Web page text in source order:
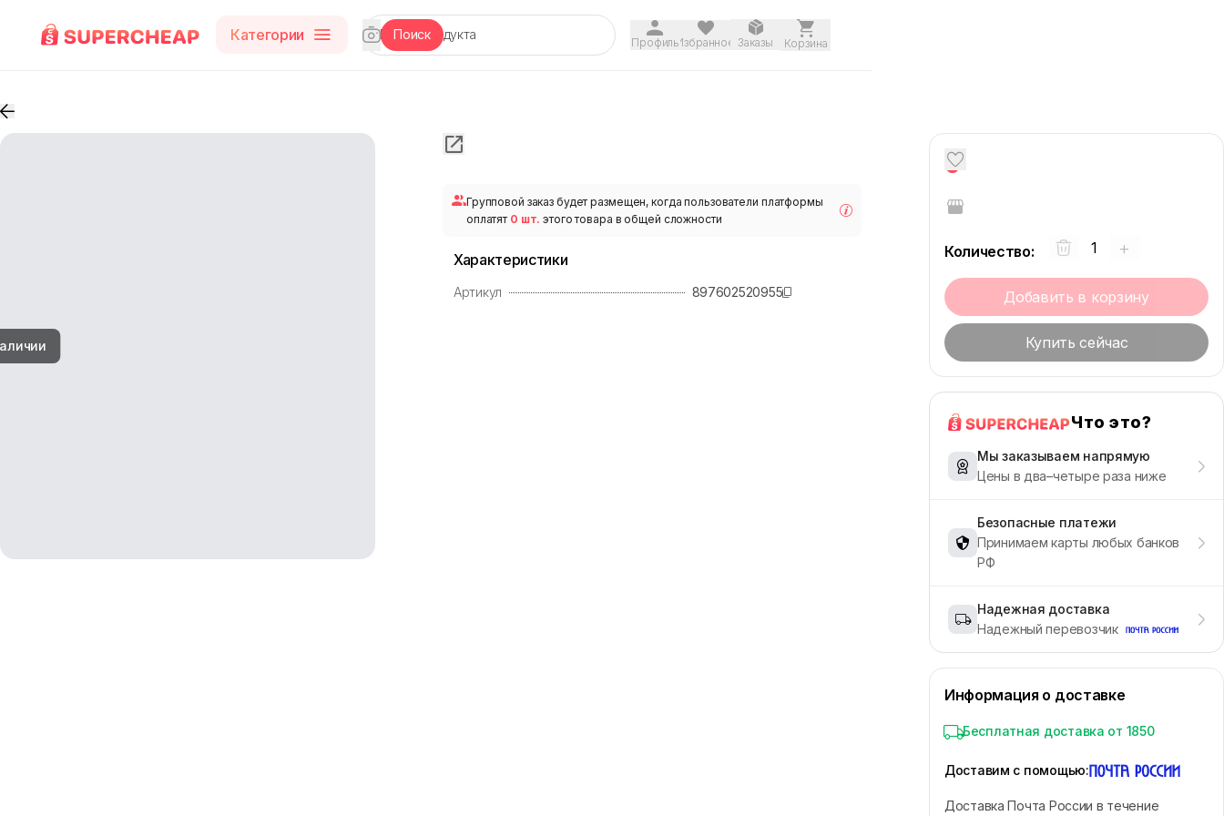
Категории Поиск ПрофильИзбранное Заказы Корзина
Групповой заказ будет размещен, когда пользователи платформы
оплатят 0 шт. этого товара в общей сложности
Характеристики
Артикул 897602520955
0
Количество: +
Добавить в корзину
Купить сейчас
Что это?
Мы заказываем напрямую
Цены в два–четыре раза ниже
Безопасные платежи
Принимаем карты любых банков
РФ
Надежная доставка
Надежный перевозчик
Информация о доставке
Бесплатная доставка от 1850
Доставим с помощью:
Доставка Почта России в течение